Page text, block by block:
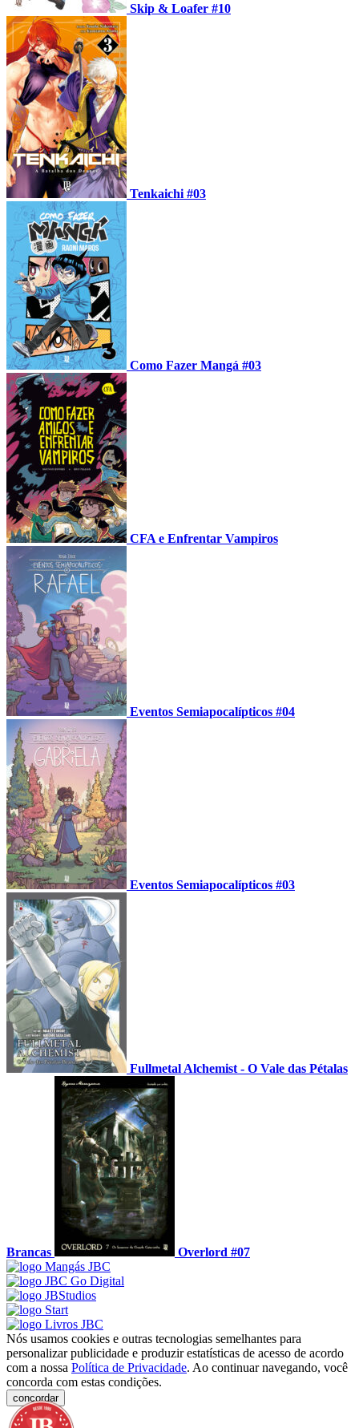
Skip & Loafer #10
Tenkaichi #03
Como Fazer Mangá #03
CFA e Enfrentar Vampiros
Eventos Semiapocalípticos #04
Eventos Semiapocalípticos #03
Fullmetal Alchemist - O Vale das Pétalas
Brancas Overlord #07
Nós usamos cookies e outras tecnologias semelhantes para
personalizar publicidade e produzir estatísticas de acesso de acordo
com a nossa Política de Privacidade. Ao continuar navegando, você
concorda com estas condições.
concordar